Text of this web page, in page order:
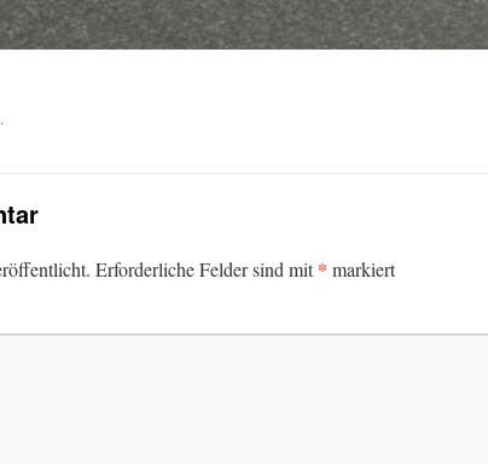
.
Erforderliche Felder sind mit* markiert